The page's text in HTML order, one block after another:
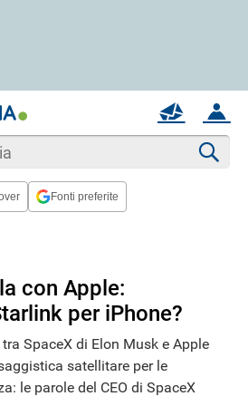
ACCOUNT
MAIL
Fonti preferite
con Apple:
per iPhone?
SpaceX di Elon Musk e Apple
satellitare per le
le parole del CEO di SpaceX